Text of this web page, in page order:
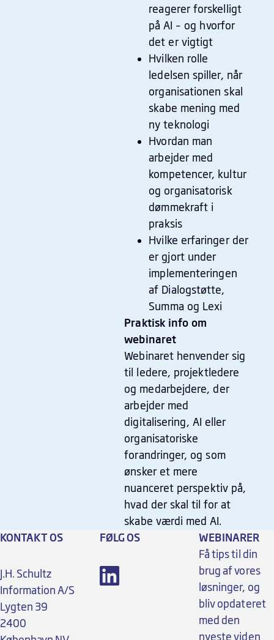
reagerer forskelligt
på AI – og hvorfor
det er vigtigt
Hvilken rolle
ledelsen spiller, når
organisationen skal
skabe mening med
ny teknologi
Hvordan man
arbejder med
kompetencer, kultur
og organisatorisk
dømmekraft i
praksis
Hvilke erfaringer der
er gjort under
implementeringen
af Dialogstøtte,
Summa og Lexi
Praktisk info om
webinaret
Webinaret henvender sig
til ledere, projektledere
og medarbejdere, der
arbejder med
digitalisering, AI eller
organisatoriske
forandringer, og som
ønsker et mere
nuanceret perspektiv på,
hvad der skal til for at
skabe værdi med AI.
KONTAKT OS
J.H. Schultz
Information A/S
Lygten 39
2400
FØLG OS
WEBINARER
Få tips til din
brug af vores
løsninger, og
bliv opdateret
med den
nyeste viden